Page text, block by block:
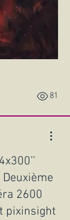
81
2600
pixinsight